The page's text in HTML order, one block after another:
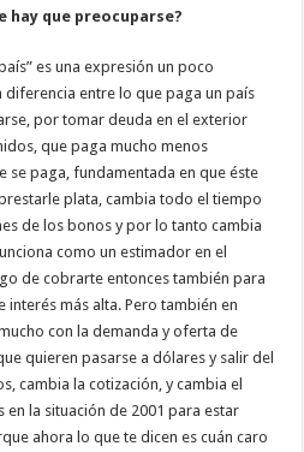
hay que preocuparse?
es una expresión un poco
diferencia entre lo que paga un país
por tomar deuda en el exterior
que paga mucho menos
se paga, fundamentada en que éste
plata, cambia todo el tiempo
de los bonos y por lo tanto cambia
como un estimador en el
de cobrarte entonces también para
más alta. Pero también en
con la demanda y oferta de
quieren pasarse a dólares y salir del
cambia la cotización, y cambia el
en la situación de 2001 para estar
ahora lo que te dicen es cuán caro